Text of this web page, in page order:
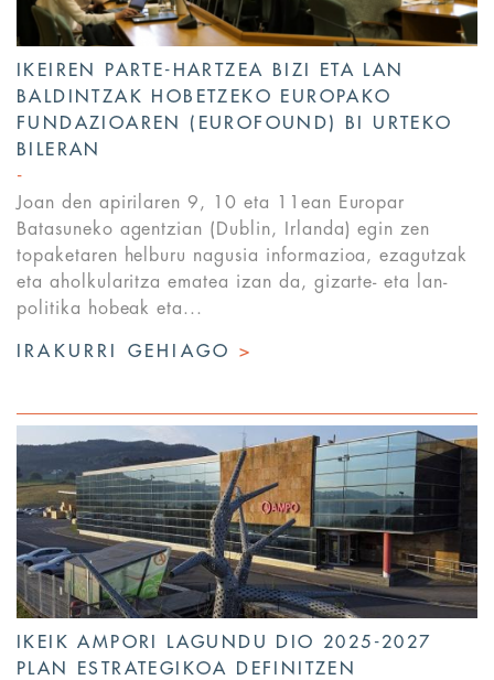
IKEIREN PARTE-HARTZEA BIZI ETA LAN
BALDINTZAK HOBETZEKO EUROPAKO
FUNDAZIOAREN (EUROFOUND) BI URTEKO
BILERAN
Joan den apirilaren 9, 10 eta 11ean Europar
Batasuneko agentzian (Dublin, Irlanda) egin zen
topaketaren helburu nagusia informazioa, ezagutzak
eta aholkularitza ematea izan da, gizarte- eta lan-
politika hobeak eta...
IRAKURRI GEHIAGO>
IKEIK AMPORI LAGUNDU DIO 2025-2027
PLAN ESTRATEGIKOA DEFINITZEN